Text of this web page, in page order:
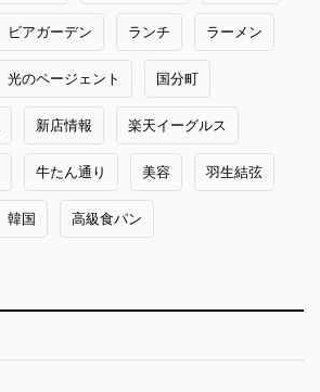
ビアガーデン ランチ ラーメン
光のページェント 国分町
新店情報 楽天イーグルス
牛たん通り 美容 羽生結弦
韓国 高級食パン